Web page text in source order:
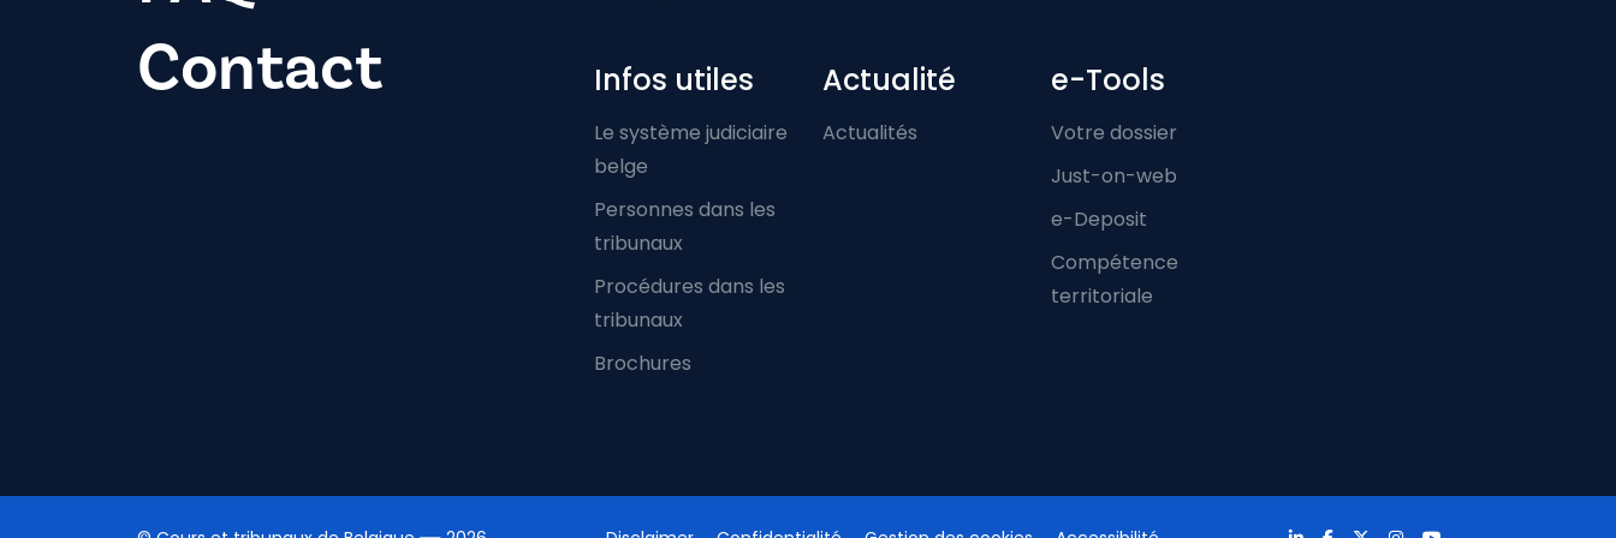
Contact
Infos utiles
Le système judiciaire
belge
Personnes dans les
tribunaux
Procédures dans les
tribunaux
Brochures
Actualité
Actualités
e-Tools
Votre dossier
Just-on-web
e-Deposit
Compétence
territoriale